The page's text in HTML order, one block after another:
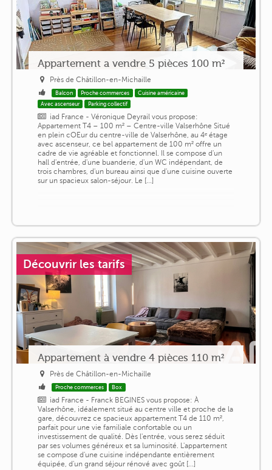
Appartement a vendre 5 pièces 100 m²
Près de Châtillon-en-Michaille
Balcon Proche commerces
Cuisine américaine
Avec ascenseur
Parking collectif
iad France - Véronique Deyrail vous propose:
Appartement T4 – 100 m² – Centre-ville Valserhône Situé
en plein cOEur du centre-ville de Valserhône, au 4ᵉ étage
avec ascenseur, ce bel appartement de 100 m² offre un
cadre de vie agréable et fonctionnel. Il se compose d'un
hall d'entrée, d'une buanderie, d'un WC indépendant, de
trois chambres, d'un bureau ainsi que d'une cuisine ouverte
sur un spacieux salon-séjour. Le [...]
Découvrir les tarifs
Appartement à vendre 4 pièces 110 m²
Près de Châtillon-en-Michaille
Proche commerces Box
iad France - Franck BEGINES vous propose: À
Valserhône, idéalement situé au centre ville et proche de la
gare, découvrez ce spacieux appartement T4 de 110 m²,
parfait pour une vie familiale confortable ou un
investissement de qualité. Dès l'entrée, vous serez séduit
par ses volumes généreux et sa luminosité. L'appartement
se compose d'une cuisine indépendante entièrement
équipée, d'un grand séjour rénové avec goût [...]